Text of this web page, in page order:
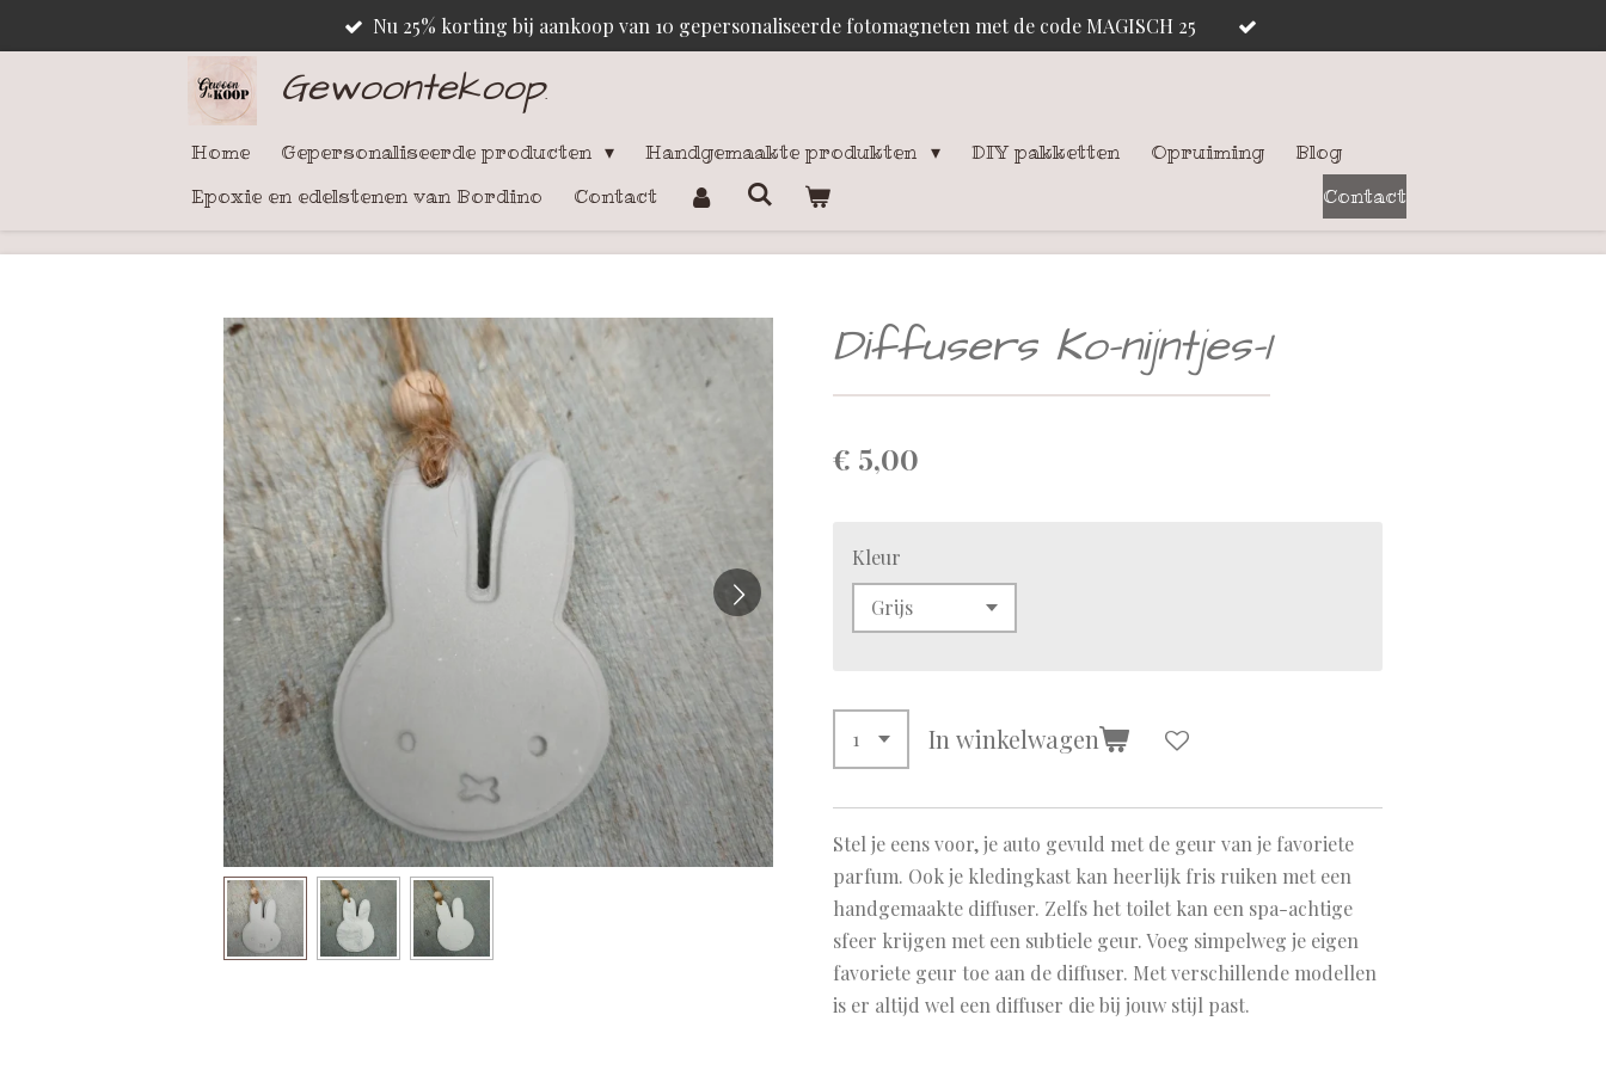
Nu 25% korting bij aankoop van 10 gepersonaliseerde fotomagneten met de code MAGISCH 25
Gewoontekoop.
Home Gepersonaliseerde producten Handgemaakte produkten DIY pakketten Opruiming
Blog
Epoxie en edelstenen van Bordino
Contact Contact
Diffusers Ko-nijntjes-1
€ 5,00
Kleur
In winkelwagen
Stel je eens voor, je auto gevuld met de geur van je favoriete
parfum. Ook je kledingkast kan heerlijk fris ruiken met een
handgemaakte diffuser. Zelfs het toilet kan een spa-achtige
sfeer krijgen met een subtiele geur. Voeg simpelweg je eigen
favoriete geur toe aan de diffuser. Met verschillende modellen
is er altijd wel een diffuser die bij jouw stijl past.